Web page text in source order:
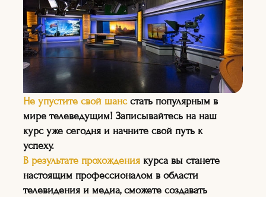
—
На курсе вы сможете
узнать о последних
тенденциях в мире
телевидения и
медиаиндустрии, а также о
том, как создавать
качественный контент.
Не упустите свой шансстать популярным в
мире телеведущим! Записывайтесь на наш
курс уже сегодня и начните свой путь к
успеху.
В результате прохождения курса вы станете
настоящим профессионалом в области
телевидения и медиа, сможете создавать